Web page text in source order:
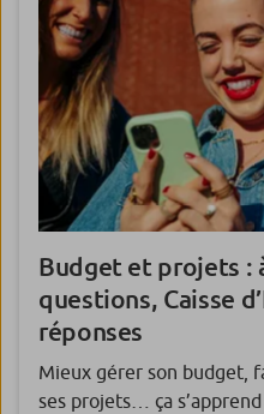
Budget et projets :
questions, Caisse
réponses
Mieux gérer son budget,
ses projets… ça s’apprend